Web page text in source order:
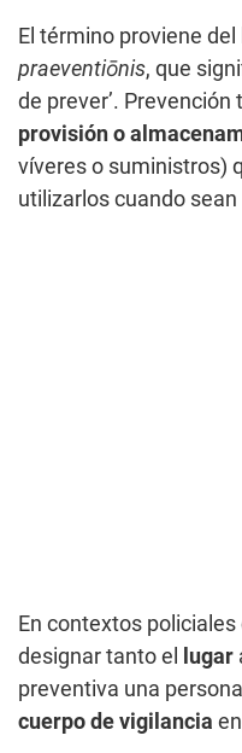
El término proviene del
praeventiōnis, que
de prever’.
provisión o
víveres o suministros)
utilizarlos cuando
En contextos
designar tanto el
lugar
preventiva una
cuerpo de vigilancia